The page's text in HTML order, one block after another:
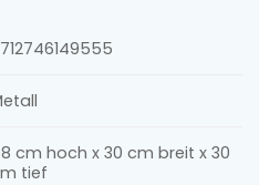
cm hoch x 30 cm breit x 30
tief